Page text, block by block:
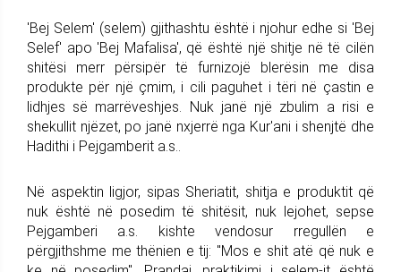
'Bej Selem' (selem) gjithashtu është i njohur edhe si 'Bej
Selef' apo 'Bej Mafalisa', që është një shitje në të cilën
shitësi merr përsipër të furnizojë blerësin me disa
produkte për një çmim, i cili paguhet i tëri në çastin e
lidhjes së marrëveshjes. Nuk janë një zbulim a risi e
shekullit njëzet, po janë nxjerrë nga Kur'ani i shenjtë dhe
Hadithi i Pejgamberit a.s..
Në aspektin ligjor, sipas Sheriatit, shitja e produktit që
nuk është në posedim të shitësit, nuk lejohet, sepse
Pejgamberi a.s. kishte vendosur rregullën e
përgjithshme me thënien e tij: "Mos e shit atë që nuk e